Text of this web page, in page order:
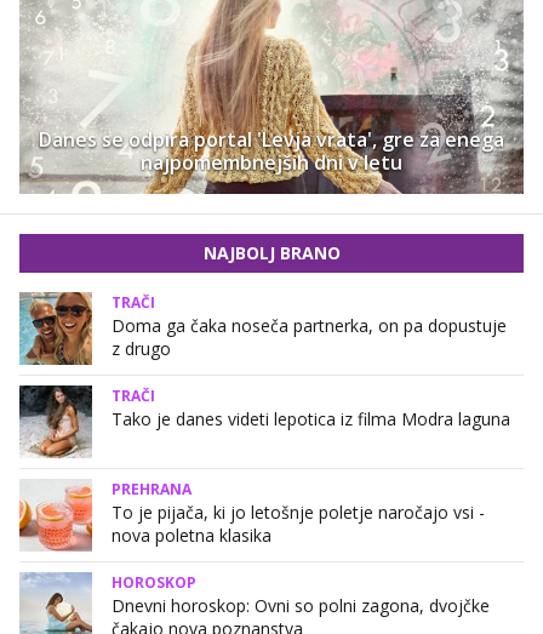
Danes se odpira portal 'Levja vrata', gre za enega
najpomembnejših dni v letu
NAJBOLJ BRANO
TRAČI
Doma ga čaka noseča partnerka, on pa dopustuje
z drugo
TRAČI
Tako je danes videti lepotica iz filma Modra laguna
PREHRANA
To je pijača, ki jo letošnje poletje naročajo vsi -
nova poletna klasika
HOROSKOP
Dnevni horoskop: Ovni so polni zagona, dvojčke
čakajo nova poznanstva